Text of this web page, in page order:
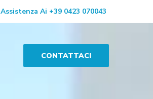
Assistenza Ai +39 0423 070043
CONTATTACI